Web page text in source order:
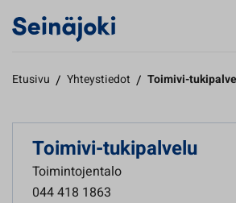
Etusivu / Yhteystiedot / Toimivi-
Toimivi-tukipalvelu
Toimintojentalo
044 418 1863